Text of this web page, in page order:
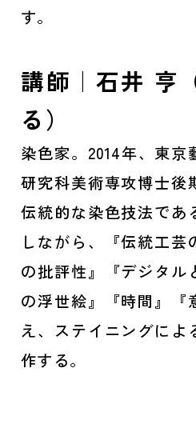
す。
講師｜石井 亨
る）
染色家。2014年、東
研究科美術専攻博士後
伝統的な染色技法であ
しながら、『伝統工
の批評性』『デジタル
の浮世絵』『時間』『
え、ステイニングによ
作する。